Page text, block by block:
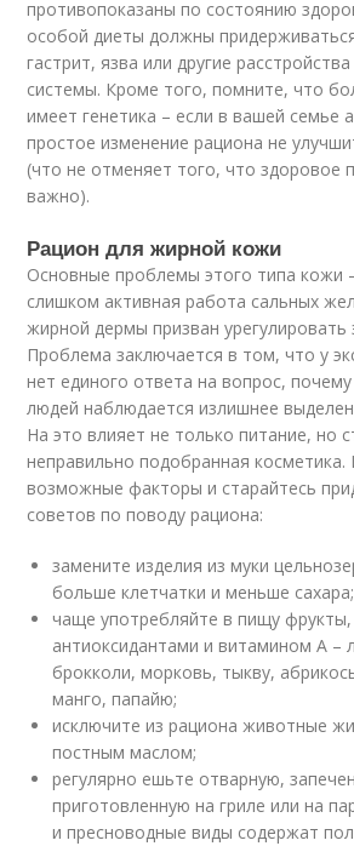
противопоказаны по состоянию
особой диеты должны
гастрит, язва или другие
системы. Кроме того, помните, что
имеет генетика – если в вашей семье
простое изменение рациона не
(что не отменяет того, что здоровое
важно).
Рацион для жирной кожи
Основные проблемы этого типа кожи
слишком активная работа сальных
жирной дермы призван урегулировать
Проблема заключается в том, что у
нет единого ответа на вопрос,
людей наблюдается излишнее
На это влияет не только питание, но
неправильно подобранная косметика.
возможные факторы и старайтесь
советов по поводу рациона:
замените изделия из муки
больше клетчатки и меньше сахара;
чаще употребляйте в пищу
антиоксидантами и витамином А –
брокколи, морковь, тыкву,
манго, папайю;
исключите из рациона животные
постным маслом;
регулярно ешьте отварную,
приготовленную на гриле или на
и пресноводные виды содержат